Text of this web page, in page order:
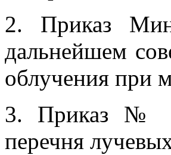
2. Приказ
дальнейшем
облучения при
3. Приказ №
перечня